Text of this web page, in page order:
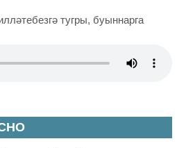
тугры, буыннарга